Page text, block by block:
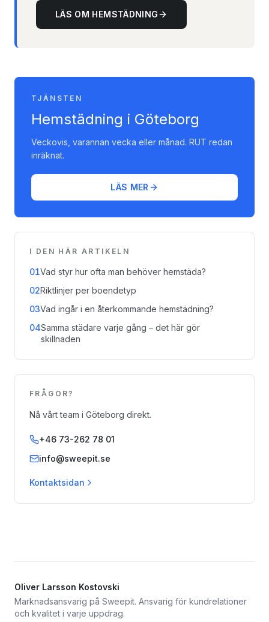
LÄS OM HEMSTÄDNING
TJÄNSTEN
Hemstädning i Göteborg
Veckovis, varannan vecka eller månad. RUT redan
inräknat.
LÄS MER
I DEN HÄR ARTIKELN
01Vad styr hur ofta man behöver hemstäda?
02Riktlinjer per boendetyp
03Vad ingår i en återkommande hemstädning?
04Samma städare varje gång – det här gör
skillnaden
FRÅGOR?
Nå vårt team i Göteborg direkt.
+46 73-262 78 01
info@sweepit.se
Kontaktsidan
Oliver Larsson Kostovski
Marknadsansvarig på Sweepit. Ansvarig för kundrelationer
och kvalitet i varje uppdrag.